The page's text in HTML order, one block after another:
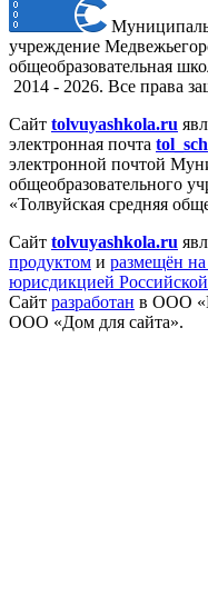
учреждение
общеобразовательная
2014 - 2026. Все права
Сайт tolvuyashkola.ru
электронная почта
электронной почтой
общеобразовательного
«Толвуйская средняя
Сайт tolvuyashkola.ru
продуктом и размещён
юрисдикцией
Сайт разработан в ООО
ООО «Дом для сайта».